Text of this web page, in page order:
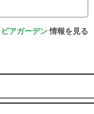
ビアガーデン情報を見る